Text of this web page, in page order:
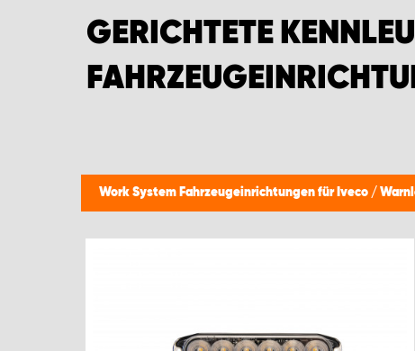
GERICHTETE
Work System Fahrzeugeinrichtungen für Iveco /